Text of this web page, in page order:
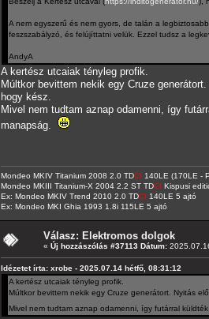
A nem egyszerű és nem gyors, de talán a
feszszabályzó, és felújíttatni velük. Ezzel tudsz a
AndyA
A kertész utcaiak tényleg profik.
Múltkor bevittem nekik egy Cruze
hogy kész.
Mivel nem tudtam aznap odamenni, így
manapság.
Mondeo MKIV Titanium 2008 2.0 TDCI 140LE (170LE -
Mondeo MKIII Titanium-X 2004 2.2 ST TDCI Kispusi
Ex: Mondeo MKIV Trend 2010 2.0 TDCI 140LE 5 ajtó
Ex: Mondeo MKI Ghia 1993 1.8i 115LE 5 ajtó
Válasz: Elektromos dolgok
« Új hozzászólás #37113 Dátum:
Idézetet írta: xrobe - 2025.07.14 hétfő, 08:31:12
A kertész utcaiak tényleg profik.
Múltkor bevittem nekik egy Cruze generátort. Nyitás
Mivel nem tudtam aznap odamenni, így futárral